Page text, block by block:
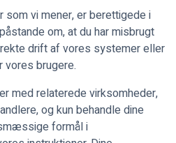
vi mener, er berettigede i
om, at du har misbrugt
drift af vores systemer eller
brugere.
med relaterede virksomheder,
og kun behandle dine
formål i